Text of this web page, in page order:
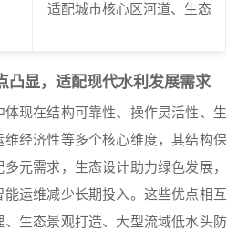
适配城市核心区河道、生态景
凸显，适配现代水利发展需求
体现在结构可靠性、操作灵活性、生
经济性等多个核心维度，其结构保
元需求，生态设计助力绿色发展，
运维减少长期投入。这些优点相互
生态景观打造、大型流域低水头防